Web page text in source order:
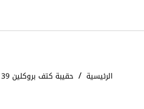
الرئيسية / حقيبة كتف بروكلين 39 بشرابات